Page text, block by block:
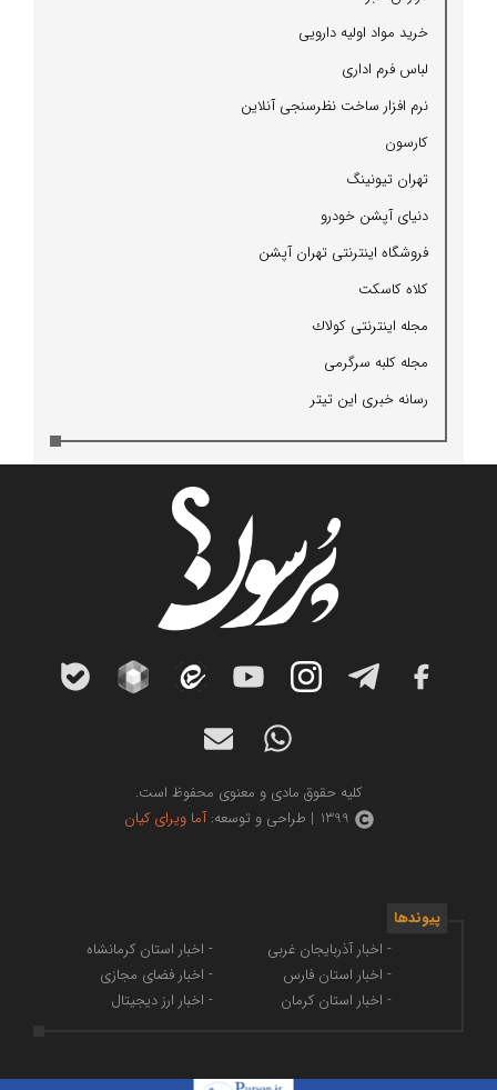
خرید مواد اولیه دارویی
لباس فرم اداری
نرم افزار ساخت نظرسنجی آنلاین
كارسون
تهران تیونینگ
دنیای آپشن خودرو
فروشگاه اینترنتی تهران آپشن
كلاه كاسكت
مجله اینترنتی كولاك
مجله كلبه سرگرمی
رسانه خبری این تیتر
کلیه حقوق مادی و معنوی محفوظ است.
1399 | طراحی و توسعه:
آما ویرای کیان
پیوندها
- اخبار آذربایجان غربی
- اخبار استان فارس
- اخبار استان کرمان
- اخبار استان کرمانشاه
- اخبار فضای مجازی
- اخبار ارز دیجیتال